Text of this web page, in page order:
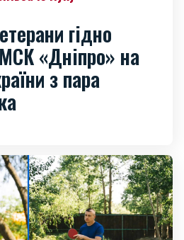
гідно
«Дніпро» на
з пара